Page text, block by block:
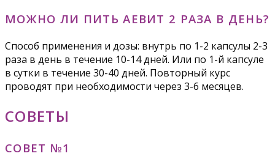
МОЖНО ЛИ ПИТЬ АЕВИТ 2 РАЗА В ДЕНЬ?
Способ применения и дозы: внутрь по 1-2 капсулы 2-3
раза в день в течение 10-14 дней. Или по 1-й капсуле
в сутки в течение 30-40 дней. Повторный курс
проводят при необходимости через 3-6 месяцев.
СОВЕТЫ
СОВЕТ №1